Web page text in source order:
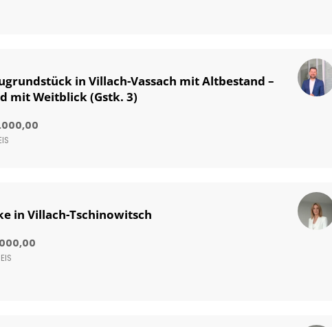
in Villach-Vassach mit Altbestand –
mit Weitblick (Gstk. 3)
in Villach-Tschinowitsch